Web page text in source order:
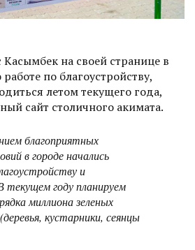
на своей странице в
по благоустройству,
летом текущего года,
сайт столичного акимата.
благоприятных
в городе начались
и
текущем году планируем
миллиона зеленых
кустарники, сеянцы